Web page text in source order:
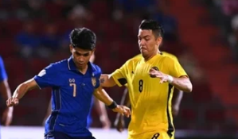
giả để lừa đảo, cả nhà cùng
hiện của bà T., ông V., Lê Thị My Chi
giấy chứng nhận quyền sử dụng đất
giấy giả đến trả lại cho bà T., ông